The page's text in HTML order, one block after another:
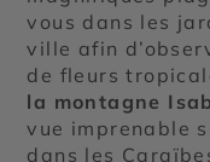
vous dans les
ville afin
de fleurs
la montagne
vue imprenable
dans les